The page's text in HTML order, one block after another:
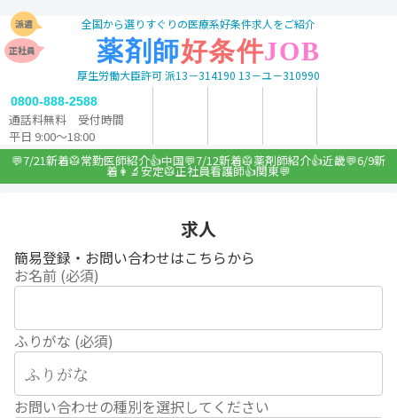
全国から選りすぐりの医療系好条件求人をご紹介
派遣
正社員
薬剤師好条件JOB
厚生労働大臣許可 派13－314190 13－ユ－310990
0800-888-2588
通話料無料 受付時間
平日 9:00～18:00
💬7/21新着🥼常勤医師紹介👍中国💬7/12新着🥼薬剤師紹介👍近畿💬6/9新
着👩‍🔬安定🥼正社員看護師👍関東💬
求人
簡易登録・お問い合わせはこちらから
お名前 (必須)
ふりがな (必須)
お問い合わせの種別を選択してください